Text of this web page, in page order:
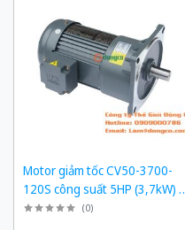
Motor giảm tốc CV50-3700-
120S công suất 5HP (3,7kW) tỉ
số truyền 1/120
(0)